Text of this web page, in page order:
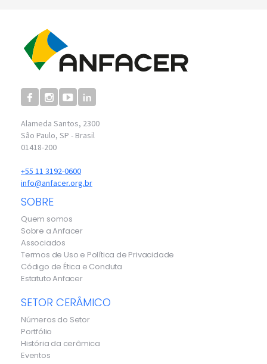
Alameda Santos, 2300
São Paulo, SP - Brasil
01418-200
+55 11 3192-0600
info@anfacer.org.br
SOBRE
Quem somos
Sobre a Anfacer
Associados
Termos de Uso e Política de Privacidade
Código de Ética e Conduta
Estatuto Anfacer
SETOR CERÂMICO
Números do Setor
Portfólio
História da cerâmica
Eventos